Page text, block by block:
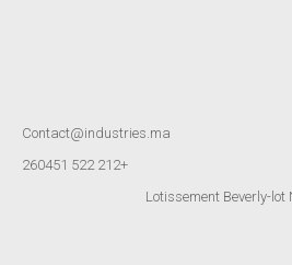
Contact@industries.ma
+212 522 260451
Lotissement Beverly-